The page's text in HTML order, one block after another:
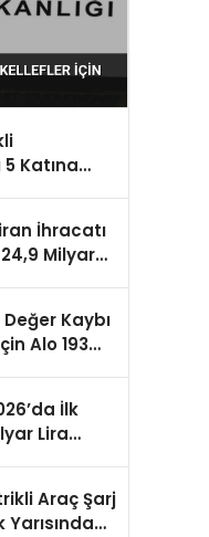
Katına
İhracatı
24,9 Milyar
Kaybı
Alo 193
İlk
Lira
Araç Şarj
Yarısında